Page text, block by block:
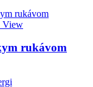
View
rukávom